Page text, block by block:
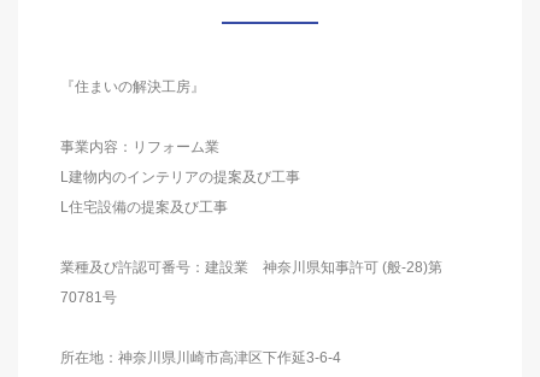
『住まいの解決工房』
事業内容：リフォーム業
L建物内のインテリアの提案及び工事
L住宅設備の提案及び工事
業種及び許認可番号：建設業 神奈川県知事許可 (般-28)第
70781号
所在地：神奈川県川崎市高津区下作延3-6-4